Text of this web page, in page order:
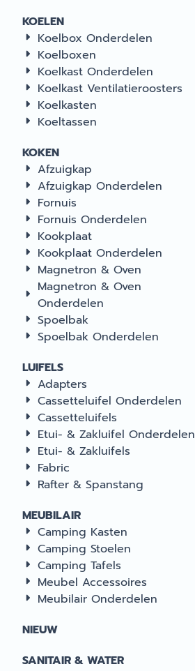
KOELEN
Koelbox Onderdelen
Koelboxen
Koelkast Onderdelen
Koelkast Ventilatieroosters
Koelkasten
Koeltassen
KOKEN
Afzuigkap
Afzuigkap Onderdelen
Fornuis
Fornuis Onderdelen
Kookplaat
Kookplaat Onderdelen
Magnetron & Oven
Magnetron & Oven
Onderdelen
Spoelbak
Spoelbak Onderdelen
LUIFELS
Adapters
Cassetteluifel Onderdelen
Cassetteluifels
Etui- & Zakluifel Onderdelen
Etui- & Zakluifels
Fabric
Rafter & Spanstang
MEUBILAIR
Camping Kasten
Camping Stoelen
Camping Tafels
Meubel Accessoires
Meubilair Onderdelen
NIEUW
SANITAIR & WATER